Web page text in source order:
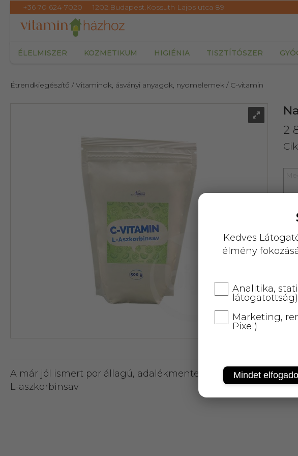
+36 70 624-7020 1202.Budapest.Kossuth Lajos utca 89
ÉLELMISZER KOZMETIKUM HIGIÉNIA TISZTÍTÓSZER
Étrendkiegészítő / Vitaminok, ásványi anyagok, nyomelemek / C-vitamin
2
A már jól ismert por állagú, adalékmentes C-vitamin 500 g
L-aszkorbinsav
Kedves
élmény
Analitika,
látogatottság)
Marketing,
Pixel)
Mindet